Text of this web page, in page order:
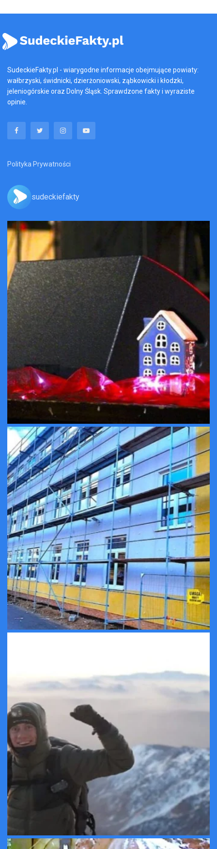
SudeckieFakty.pl - wiarygodne informacje obejmujące powiaty:
wałbrzyski, świdnicki, dzierżoniowski, ząbkowicki i kłodzki,
jeleniogórskie oraz Dolny Śląsk. Sprawdzone fakty i wyraziste
opinie.
Polityka Prywatności
sudeckiefakty